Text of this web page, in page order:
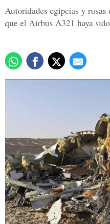
Autoridades egipcias y
que el Airbus A321 haya